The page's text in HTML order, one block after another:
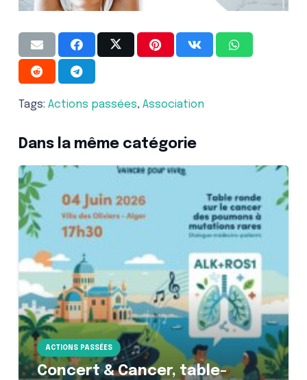
Tags: Actions passées, Association
Dans la même catégorie
ACTIONS PASSÉES
Concert & Cancer, table-